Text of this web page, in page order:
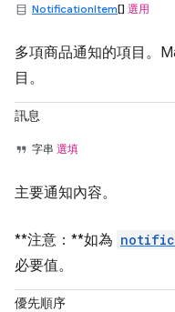
NotificationItem[] 選用
多項商品通知的項目。
目。
訊息
字串 選填
主要通知內容。
**注意：**如為
必要值。
優先順序